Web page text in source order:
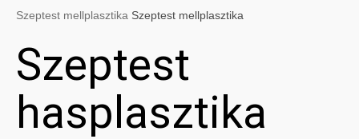
Szeptest mellplasztika Szeptest mellplasztika
Szeptest
hasplasztika